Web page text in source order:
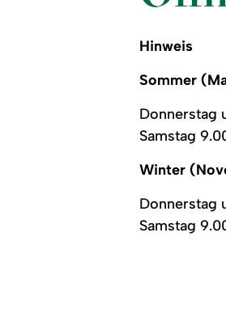
Hinweis
Sommer
Donnerstag
Samstag
Winter
Donnerstag
Samstag